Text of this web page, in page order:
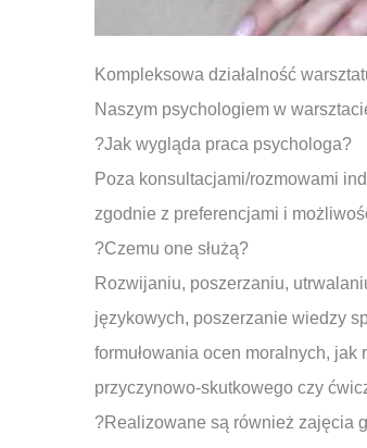
Kompleksowa działalność
Naszym psychologiem w
?Jak wygląda praca psychologa?
Poza konsultacjami/rozmowami
zgodnie z preferencjami i
?Czemu one służą?
Rozwijaniu, poszerzaniu,
językowych, poszerzanie wiedzy
formułowania ocen moralnych,
przyczynowo-skutkowego czy
?Realizowane są również zajęcia